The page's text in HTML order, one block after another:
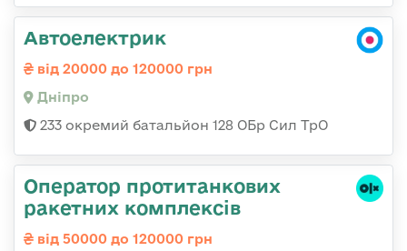
Автоелектрик
від 20000 до 120000 грн
Дніпро
233 окремий батальйон 128 ОБр Сил ТрО
Оператор протитанкових
ракетних комплексів
від 50000 до 120000 грн